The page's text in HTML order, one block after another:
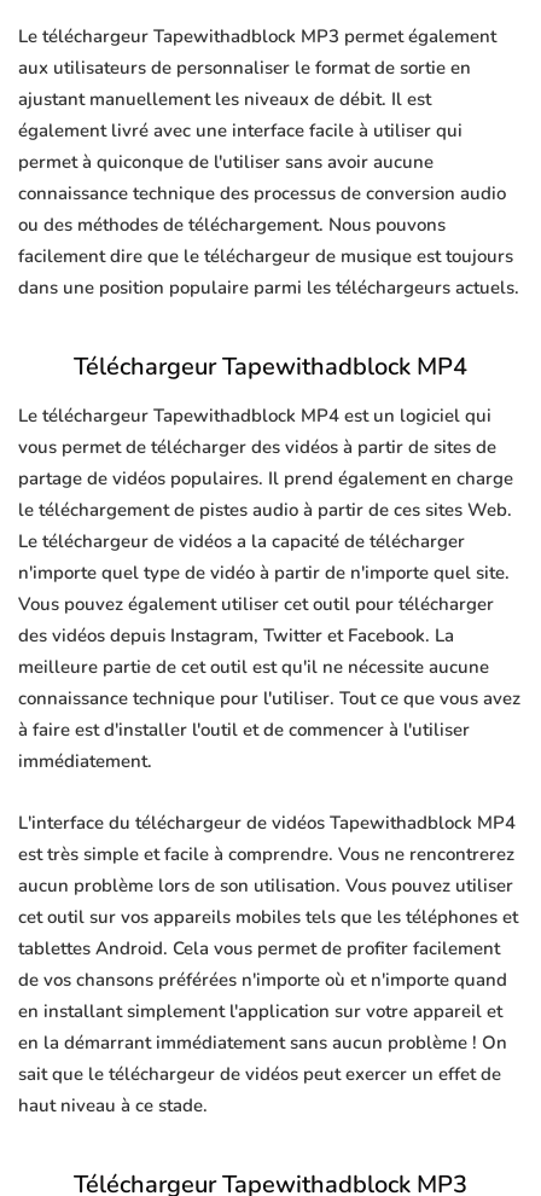
Le téléchargeur Tapewithadblock MP3 permet également
aux utilisateurs de personnaliser le format de sortie en
ajustant manuellement les niveaux de débit. Il est
également livré avec une interface facile à utiliser qui
permet à quiconque de l'utiliser sans avoir aucune
connaissance technique des processus de conversion audio
ou des méthodes de téléchargement. Nous pouvons
facilement dire que le téléchargeur de musique est toujours
dans une position populaire parmi les téléchargeurs actuels.
Téléchargeur Tapewithadblock MP4
Le téléchargeur Tapewithadblock MP4 est un logiciel qui
vous permet de télécharger des vidéos à partir de sites de
partage de vidéos populaires. Il prend également en charge
le téléchargement de pistes audio à partir de ces sites Web.
Le téléchargeur de vidéos a la capacité de télécharger
n'importe quel type de vidéo à partir de n'importe quel site.
Vous pouvez également utiliser cet outil pour télécharger
des vidéos depuis Instagram, Twitter et Facebook. La
meilleure partie de cet outil est qu'il ne nécessite aucune
connaissance technique pour l'utiliser. Tout ce que vous avez
à faire est d'installer l'outil et de commencer à l'utiliser
immédiatement.
L'interface du téléchargeur de vidéos Tapewithadblock MP4
est très simple et facile à comprendre. Vous ne rencontrerez
aucun problème lors de son utilisation. Vous pouvez utiliser
cet outil sur vos appareils mobiles tels que les téléphones et
tablettes Android. Cela vous permet de profiter facilement
de vos chansons préférées n'importe où et n'importe quand
en installant simplement l'application sur votre appareil et
en la démarrant immédiatement sans aucun problème ! On
sait que le téléchargeur de vidéos peut exercer un effet de
haut niveau à ce stade.
Téléchargeur Tapewithadblock MP3